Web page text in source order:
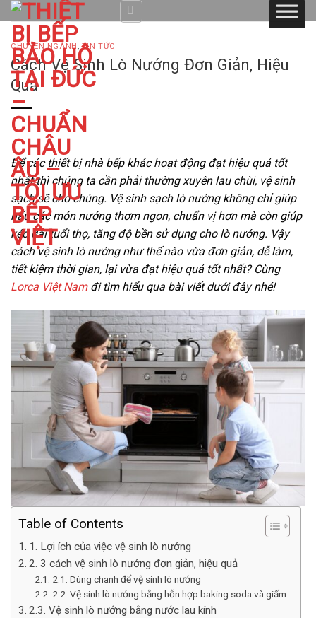
Skip
to
content
CHUYÊN NGÀNH ,TIN TỨC
Cách Vệ Sinh Lò Nướng Đơn Giản, Hiệu
Quả
Để các thiết bị nhà bếp khác hoạt động đạt hiệu quả tốt
nhất thì chúng ta cần phải thường xuyên lau chùi, vệ sinh
sạch sẽ cho chúng. Vệ sinh sạch lò nướng không chỉ giúp
nấu các món nướng thơm ngon, chuẩn vị hơn mà còn giúp
kéo dài tuổi thọ, tăng độ bền sử dụng cho lò nướng. Vậy
cách vệ sinh lò nướng như thế nào vừa đơn giản, dễ làm,
tiết kiệm thời gian, lại vừa đạt hiệu quả tốt nhất? Cùng
Lorca Việt Namđi tìm hiểu qua bài viết dưới đây nhé!
Table of Contents
1. Lợi ích của việc vệ sinh lò nướng
2. 3 cách vệ sinh lò nướng đơn giản, hiệu quả
2.1. Dùng chanh để vệ sinh lò nướng
2.2. Vệ sinh lò nướng bằng hỗn hợp baking soda và giấm
2.3. Vệ sinh lò nướng bằng nước lau kính